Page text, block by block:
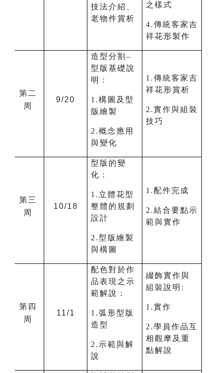
技法介紹、
老物件賞析
之樣式
4.傳統客家吉
祥花形製作
第二
周
9/20
造型分割–
型版基礎說
明：
1.構圖及型
版繪製
2.概念應用
與變化
1.傳統客家吉
祥花形賞析
2.實作與組裝
技巧
第三
周
10/18
型版的變
化：
1.立體花型
整體的規劃
設計
2.型版繪製
與構圖
1.配件完成
2.結合要點示
範與實作
第四
周
11/1
配色對於作
品表現之示
範解說：
1.弧形型版
造型
2.示範與解
說
綴飾實作與
組裝說明:
1.實作
2.學員作品互
相觀摩及重
點解說